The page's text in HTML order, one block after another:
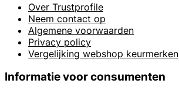
Over Trustprofile
Neem contact op
Algemene voorwaarden
Privacy policy
Vergelijking webshop keurmerken
Informatie voor consumenten